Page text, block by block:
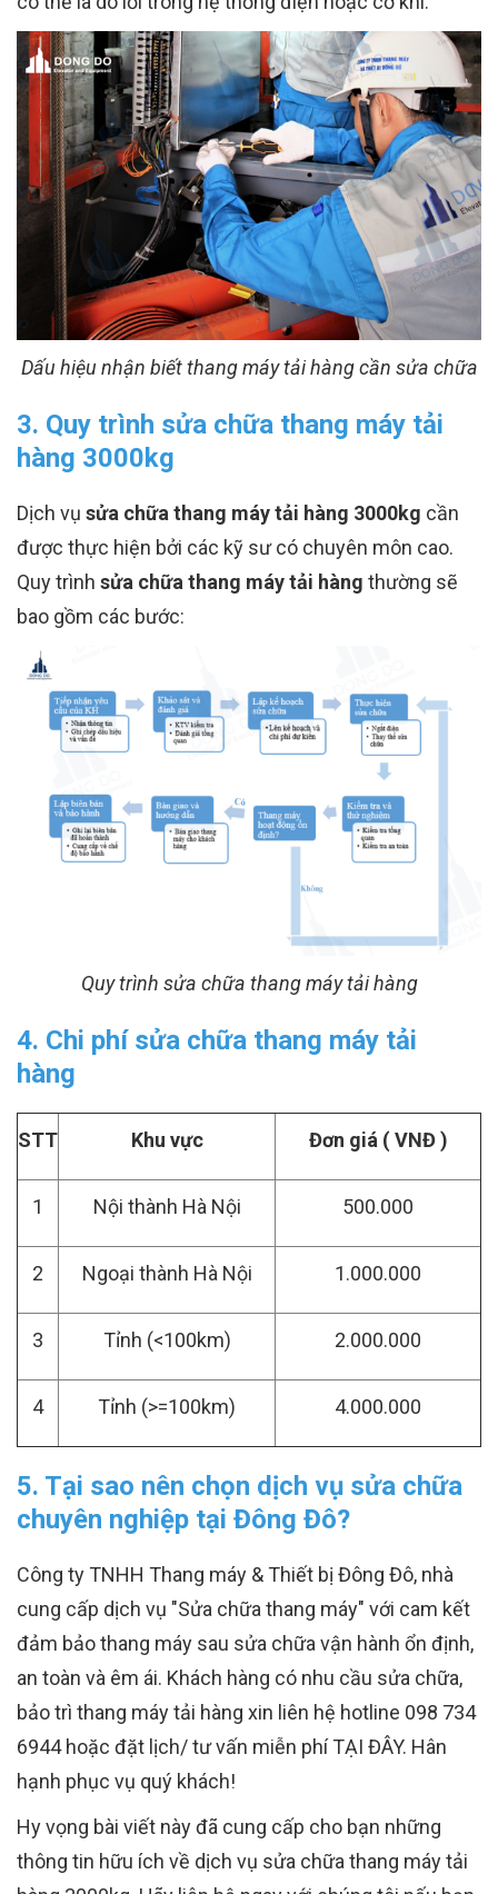
Dấu hiệu nhận biết thang máy tải hàng cần sửa chữa
3. Quy trình sửa chữa thang máy tải
hàng 3000kg
Dịch vụ sửa chữa thang máy tải hàng 3000kg cần
được thực hiện bởi các kỹ sư có chuyên môn cao.
Quy trình sửa chữa thang máy tải hàng thường sẽ
bao gồm các bước:
Quy trình sửa chữa thang máy tải hàng
4. Chi phí sửa chữa thang máy tải
hàng
STT Khu vực Đơn giá ( VNĐ )
1 Nội thành Hà Nội 500.000
2 Ngoại thành Hà Nội 1.000.000
3 Tỉnh (<100km) 2.000.000
4 Tỉnh (>=100km) 4.000.000
5. Tại sao nên chọn dịch vụ sửa chữa
chuyên nghiệp tại Đông Đô?
Công ty TNHH Thang máy & Thiết bị Đông Đô, nhà
cung cấp dịch vụ "Sửa chữa thang máy" với cam kết
đảm bảo thang máy sau sửa chữa vận hành ổn định,
an toàn và êm ái. Khách hàng có nhu cầu sửa chữa,
bảo trì thang máy tải hàng xin liên hệ hotline 098 734
6944 hoặc đặt lịch/ tư vấn miễn phí TẠI ĐÂY. Hân
hạnh phục vụ quý khách!
Hy vọng bài viết này đã cung cấp cho bạn những
thông tin hữu ích về dịch vụ sửa chữa thang máy tải